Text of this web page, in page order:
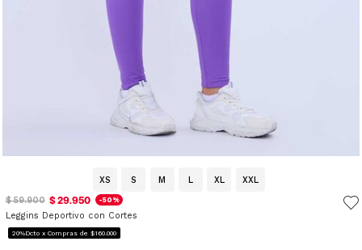
XS S M L XL
XXL
$ 59.900 $ 29.950 -50%
Leggins Deportivo con Cortes
20%Dcto x Compras de $160.000